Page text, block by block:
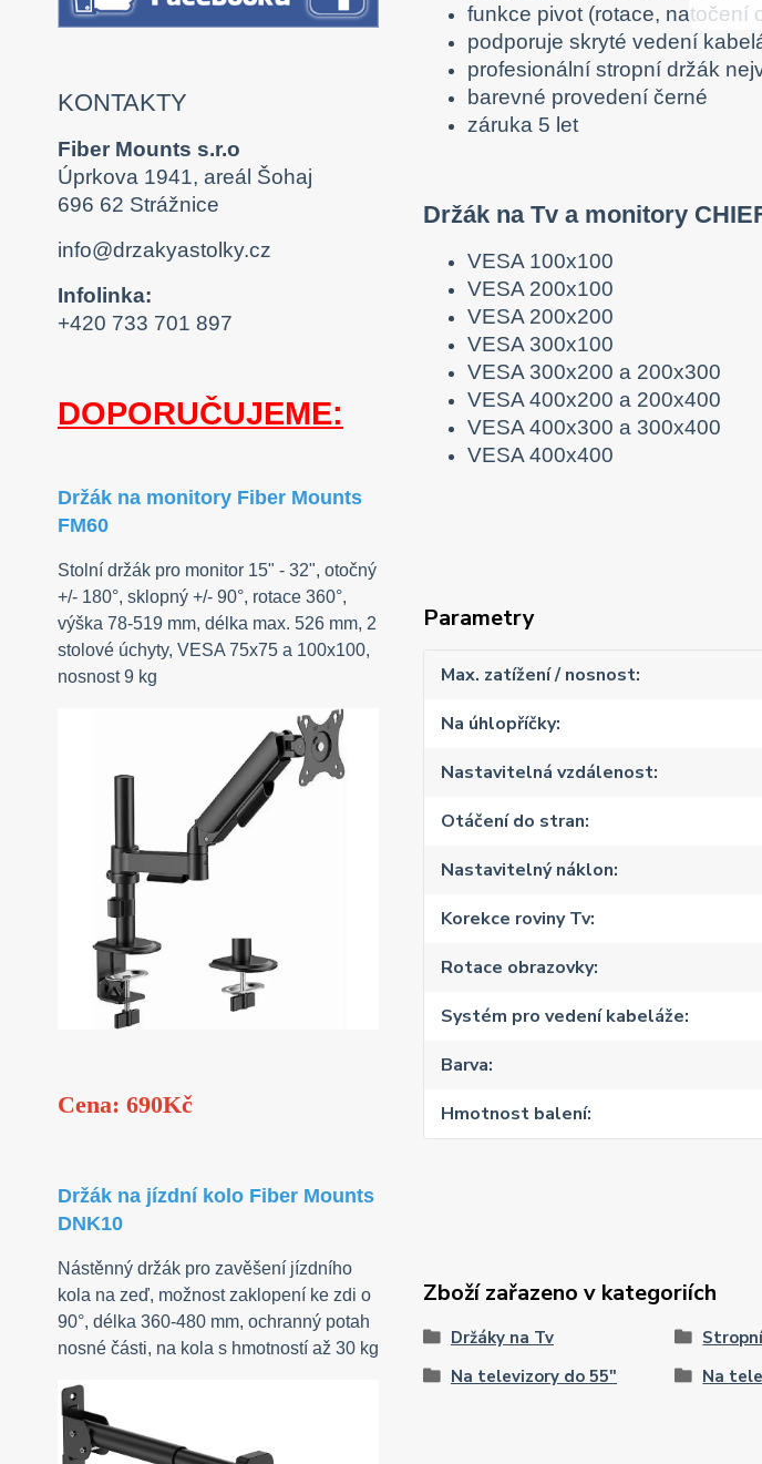
KONTAKTY
Fiber Mounts s.r.o
Úprkova 1941, areál Šohaj
696 62 Strážnice
info@drzakyastolky.cz
Infolinka:
+420 733 701 897
DOPORUČUJEME:
Držák na monitory Fiber Mounts
FM60
Stolní držák pro monitor 15" - 32", otočný
+/- 180°, sklopný +/- 90°, rotace 360°,
výška 78-519 mm, délka max. 526 mm, 2
stolové úchyty, VESA 75x75 a 100x100,
nosnost 9 kg
Cena: 690Kč
Držák na jízdní kolo Fiber Mounts
DNK10
Nástěnný držák pro zavěšení jízdního
kola na zeď, možnost zaklopení ke zdi o
90°, délka 360-480 mm, ochranný potah
nosné části, na kola s hmotností až 30 kg
funkce pivot (rotace, natočení
podporuje skryté vedení
profesionální stropní držák
barevné provedení černé
záruka 5 let
Držák na Tv a monitory
VESA 100x100
VESA 200x100
VESA 200x200
VESA 300x100
VESA 300x200 a 200x300
VESA 400x200 a 200x400
VESA 400x300 a 300x400
VESA 400x400
Parametry
Max. zatížení / nosnost
Na úhlopříčky
Nastavitelná vzdálenost
Otáčení do stran
Nastavitelný náklon
Korekce roviny Tv
Rotace obrazovky
Systém pro vedení kabeláže
Barva
Hmotnost balení
Zboží zařazeno v kategoriích
Držáky na Tv
Na televizory do 55"
Na